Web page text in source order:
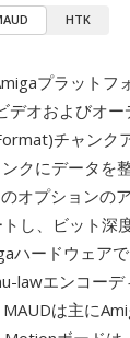
HTK
プラットフ
オおよびオ
チャンク
クにデータを
オプションの
し、ビット深
ードウェア
lawエンコー
は主に